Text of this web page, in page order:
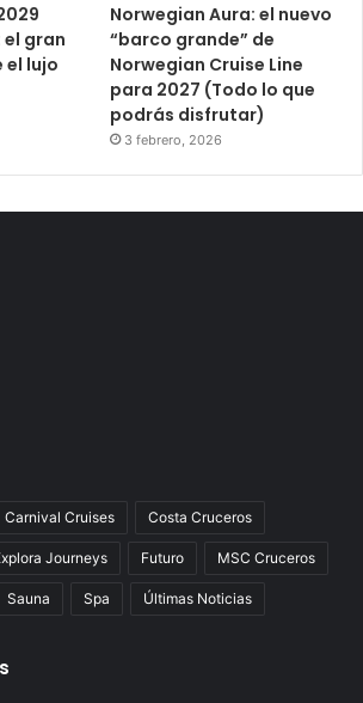
el gran
el lujo
Norwegian Aura: el nuevo
“barco grande” de
Norwegian Cruise Line
para 2027 (Todo lo que
podrás disfrutar)
3 febrero, 2026
Carnival Cruises Costa Cruceros
Journeys Futuro MSC Cruceros
Sauna Spa Últimas Noticias